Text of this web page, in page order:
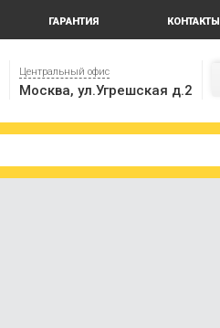
ГАРАНТИЯ КОНТАКТЫ
Центральный офис
Москва, ул.Угрешская д.2